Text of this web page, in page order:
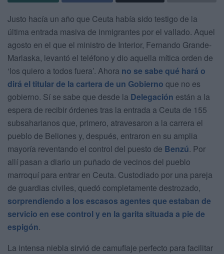
Justo hacía un año que Ceuta había sido testigo de la
última entrada masiva de inmigrantes por el vallado. Aquel
agosto en el que el ministro de Interior, Fernando Grande-
Marlaska, levantó el teléfono y dio aquella mítica orden de
‘los quiero a todos fuera’. Ahora no se sabe qué hará o
dirá el titular de la cartera de un Gobierno que no es
gobierno. Sí se sabe que desde la Delegación están a la
espera de recibir órdenes tras la entrada a Ceuta de 155
subsaharianos que, primero, atravesaron a la carrera el
pueblo de Beliones y, después, entraron en su amplia
mayoría reventando el control del puesto de Benzú. Por
allí pasan a diario un puñado de vecinos del pueblo
marroquí para entrar en Ceuta. Custodiado por una pareja
de guardias civiles, quedó completamente destrozado,
sorprendiendo a los escasos agentes que estaban de
servicio en ese control y en la garita situada a pie de
espigón.
La intensa niebla sirvió de camuflaje perfecto para facilitar